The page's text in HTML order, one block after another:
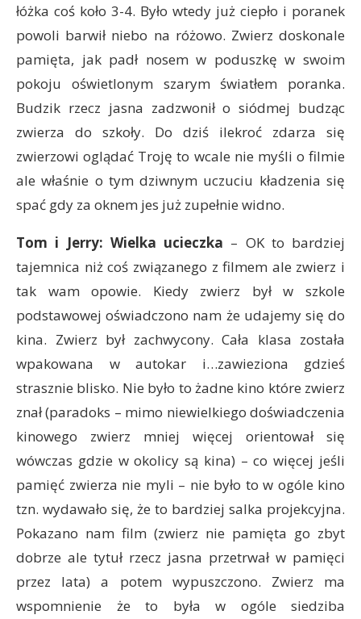
łóżka coś koło 3-4. Było wtedy już ciepło i poranek
powoli barwił niebo na różowo. Zwierz doskonale
pamięta, jak padł nosem w poduszkę w swoim
pokoju oświetlonym szarym światłem poranka.
Budzik rzecz jasna zadzwonił o siódmej budząc
zwierza do szkoły. Do dziś ilekroć zdarza się
zwierzowi oglądać Troję to wcale nie myśli o filmie
ale właśnie o tym dziwnym uczuciu kładzenia się
spać gdy za oknem jes już zupełnie widno.
Tom i Jerry: Wielka ucieczka – OK to bardziej
tajemnica niż coś związanego z filmem ale zwierz i
tak wam opowie. Kiedy zwierz był w szkole
podstawowej oświadczono nam że udajemy się do
kina. Zwierz był zachwycony. Cała klasa została
wpakowana w autokar i…zawieziona gdzieś
strasznie blisko. Nie było to żadne kino które zwierz
znał (paradoks – mimo niewielkiego doświadczenia
kinowego zwierz mniej więcej orientował się
wówczas gdzie w okolicy są kina) – co więcej jeśli
pamięć zwierza nie myli – nie było to w ogóle kino
tzn. wydawało się, że to bardziej salka projekcyjna.
Pokazano nam film (zwierz nie pamięta go zbyt
dobrze ale tytuł rzecz jasna przetrwał w pamięci
przez lata) a potem wypuszczono. Zwierz ma
wspomnienie że to była w ogóle siedziba